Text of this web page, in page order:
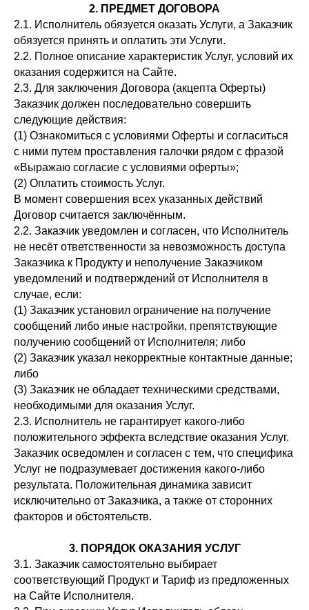
2. ПРЕДМЕТ ДОГОВОРА
2.1. Исполнитель обязуется оказать Услуги, а Заказчик
обязуется принять и оплатить эти Услуги.
2.2. Полное описание характеристик Услуг, условий их
оказания содержится на Сайте.
2.3. Для заключения Договора (акцепта Оферты)
Заказчик должен последовательно совершить
следующие действия:
(1) Ознакомиться с условиями Оферты и согласиться
с ними путем проставления галочки рядом с фразой
«Выражаю согласие с условиями оферты»;
(2) Оплатить стоимость Услуг.
В момент совершения всех указанных действий
Договор считается заключённым.
2.2. Заказчик уведомлен и согласен, что Исполнитель
не несёт ответственности за невозможность доступа
Заказчика к Продукту и неполучение Заказчиком
уведомлений и подтверждений от Исполнителя в
случае, если:
(1) Заказчик установил ограничение на получение
сообщений либо иные настройки, препятствующие
получению сообщений от Исполнителя; либо
(2) Заказчик указал некорректные контактные данные;
либо
(3) Заказчик не обладает техническими средствами,
необходимыми для оказания Услуг.
2.3. Исполнитель не гарантирует какого-либо
положительного эффекта вследствие оказания Услуг.
Заказчик осведомлен и согласен с тем, что специфика
Услуг не подразумевает достижения какого-либо
результата. Положительная динамика зависит
исключительно от Заказчика, а также от сторонних
факторов и обстоятельств.
3. ПОРЯДОК ОКАЗАНИЯ УСЛУГ
3.1. Заказчик самостоятельно выбирает
соответствующий Продукт и Тариф из предложенных
на Сайте Исполнителя.